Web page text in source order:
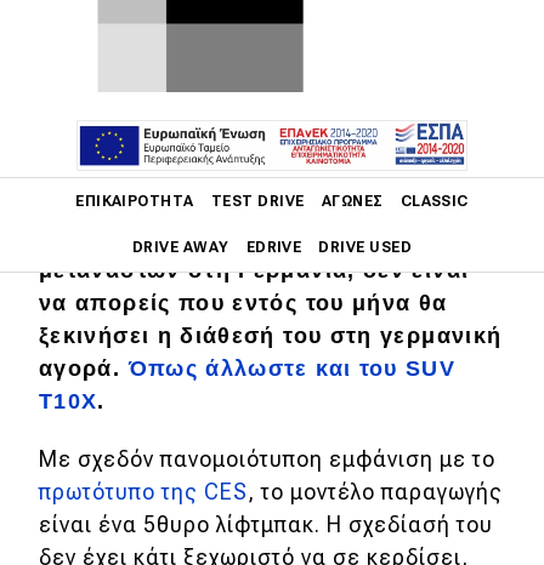
ΕΠΙΚΑΙΡΌΤΗΤΑ TEST DRIVE ΑΓΏΝΕΣ CLASSIC
DRIVE AWAY EDRIVE DRIVE USED
Main navigation
Επικαιρότητα
Νέα μοντέλα
Ελλάδα
Κόσμος
Το Togg T10F παρουσιάστηκε επίσημα
στο Σαλόνι Αυτοκινήτου του Μονάχου.
Και με τόσα εκατομμύρια Τούρκων
μεταναστών στη Γερμανία, δεν είναι
να απορείς που εντός του μήνα θα
ξεκινήσει η διάθεσή του στη γερμανική
αγορά.Όπως άλλωστε και του SUV
T10X.
Με σχεδόν πανομοιότυποη εμφάνιση με το
πρωτότυπο της CES, το μοντέλο παραγωγής
είναι ένα 5θυρο λίφτμπακ. Η σχεδίασή του
δεν έχει κάτι ξεχωριστό να σε κερδίσει,